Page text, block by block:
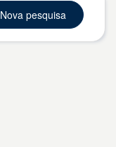
Nova pesquisa